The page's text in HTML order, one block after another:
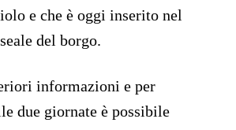
e che è oggi inserito nel
del borgo.
informazioni e per
due giornate è possibile